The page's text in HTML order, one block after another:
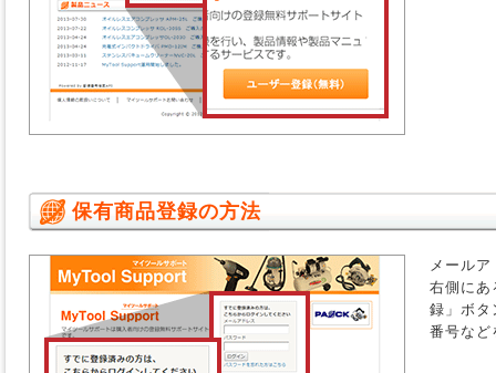
保有商品登録の方法
メール
右側にあ
録」ボタ
番号など